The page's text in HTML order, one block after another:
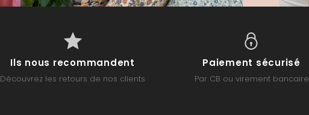
Ils nous recommandent
Découvrez les retours de nos clients
Paiement sécurisé
Par CB ou virement bancaire